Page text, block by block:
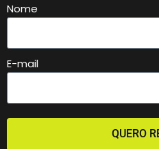
Nome
E-mail
QUERO